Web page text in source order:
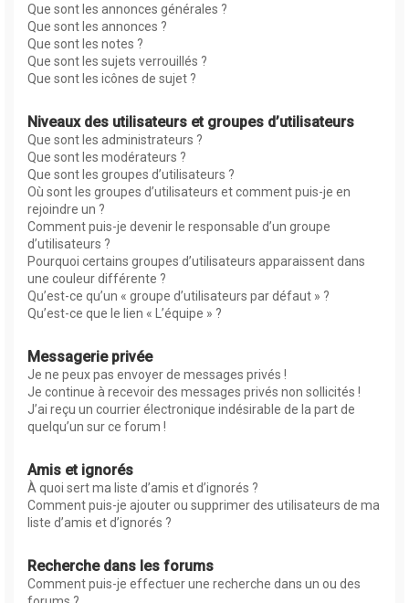
Que sont les annonces générales ?
Que sont les annonces ?
Que sont les notes ?
Que sont les sujets verrouillés ?
Que sont les icônes de sujet ?
Niveaux des utilisateurs et groupes d’utilisateurs
Que sont les administrateurs ?
Que sont les modérateurs ?
Que sont les groupes d’utilisateurs ?
Où sont les groupes d’utilisateurs et comment puis-je en
rejoindre un ?
Comment puis-je devenir le responsable d’un groupe
d’utilisateurs ?
Pourquoi certains groupes d’utilisateurs apparaissent dans
une couleur différente ?
Qu’est-ce qu’un « groupe d’utilisateurs par défaut » ?
Qu’est-ce que le lien « L’équipe » ?
Messagerie privée
Je ne peux pas envoyer de messages privés !
Je continue à recevoir des messages privés non sollicités !
J’ai reçu un courrier électronique indésirable de la part de
quelqu’un sur ce forum !
Amis et ignorés
À quoi sert ma liste d’amis et d’ignorés ?
Comment puis-je ajouter ou supprimer des utilisateurs de ma
liste d’amis et d’ignorés ?
Recherche dans les forums
Comment puis-je effectuer une recherche dans un ou des